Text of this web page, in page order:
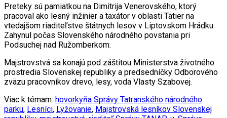
Preteky sú pamiatkou na Dimitrija Venerovského, ktorý
pracoval ako lesný inžinier a taxátor v oblasti Tatier na
vtedajšom riaditeľstve štátnych lesov v Liptovskom Hrádku.
Zahynul počas Slovenského národného povstania pri
Podsuchej nad Ružomberkom.
Majstrovstvá sa konajú pod záštitou Ministerstva životného
prostredia Slovenskej republiky a predsedníčky Odborového
zväzu pracovníkov drevo, lesy, voda Vlasty Szabovej.
Viac k témam: hovorkyňa Správy Tatranského národného
parku, Lesníci, Lyžovanie, Majstrovská lesníkov Slovenskej